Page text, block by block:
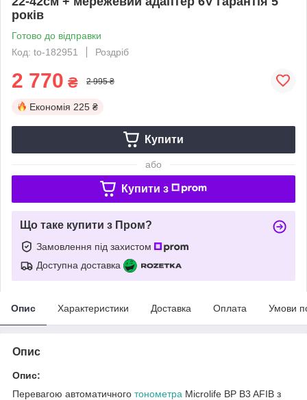
років
Готово до відправки
Код: to-182951
Роздріб
2 770 ₴ 2 995 ₴
Економія 225 ₴
Купити
або
Купити з
Що таке купити з Пром?
Замовлення під захистом
Доступна доставка
Опис Характеристики Доставка Оплата Умови
Опис
Опис:
Перевагою автоматичного тонометра Microlife BP B3 AFIB з